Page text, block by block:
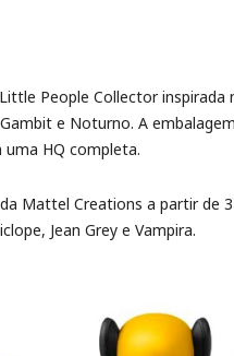
People Collector inspirada
e Noturno. A
HQ completa.
Mattel Creations a partir de
Jean Grey e Vampira.